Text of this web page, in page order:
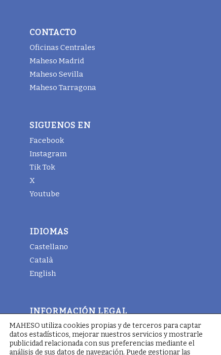
CONTACTO
Oficinas Centrales
Maheso Madrid
Maheso Sevilla
Maheso Tarragona
SIGUENOS EN
Facebook
Instagram
Tik Tok
X
Youtube
IDIOMAS
Castellano
Català
English
INFORMACIÓN LEGAL
Aviso legal
Términos y condiciones generales
MAHESO utiliza cookies propias y de terceros para captar
datos estadísticos, mejorar nuestros servicios y mostrarle
publicidad relacionada con sus preferencias mediante el
análisis de sus datos de navegación. Puede gestionar las